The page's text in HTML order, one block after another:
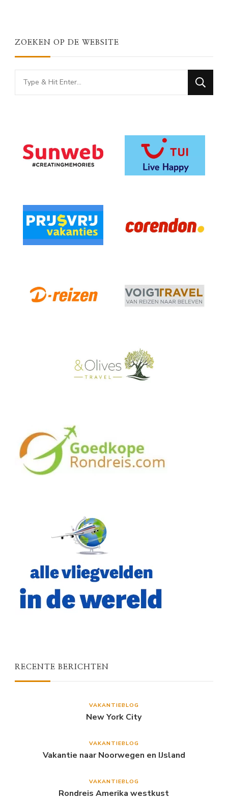
ZOEKEN OP DE WEBSITE
Looking
for
RECENTE BERICHTEN
VAKANTIEBLOG
New York City
VAKANTIEBLOG
Vakantie naar Noorwegen en IJsland
VAKANTIEBLOG
Rondreis Amerika westkust